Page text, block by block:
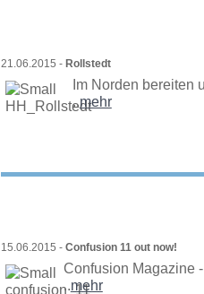
21.06.2015 - Rollstedt
Im Norden bereiten
..mehr
15.06.2015 - Confusion 11 out now!
Confusion Magazine
..mehr